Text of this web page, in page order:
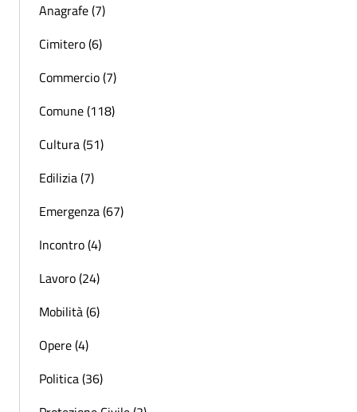
Anagrafe (7)
Cimitero (6)
Commercio (7)
Comune (118)
Cultura (51)
Edilizia (7)
Emergenza (67)
Incontro (4)
Lavoro (24)
Mobilità (6)
Opere (4)
Politica (36)